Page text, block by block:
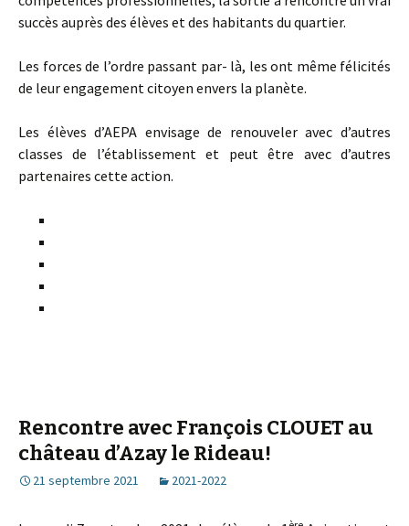
succès auprès des élèves et des habitants du quartier.
Les forces de l’ordre passant par- là, les ont même félicités
de leur engagement citoyen envers la planète.
Les élèves d’AEPA envisage de renouveler avec d’autres
classes de l’établissement et peut être avec d’autres
partenaires cette action.
Rencontre avec François CLOUET au
château d’Azay le Rideau!
21 septembre 2021 2021-2022